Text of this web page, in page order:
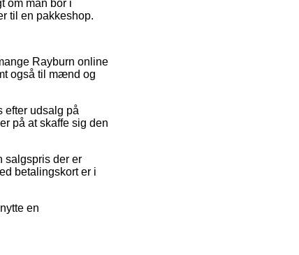
om man bor i
til en pakkeshop.
Rayburn online
også til mænd og
efter udsalg på
på at skaffe sig den
salgspris der er
betalingskort er i
en